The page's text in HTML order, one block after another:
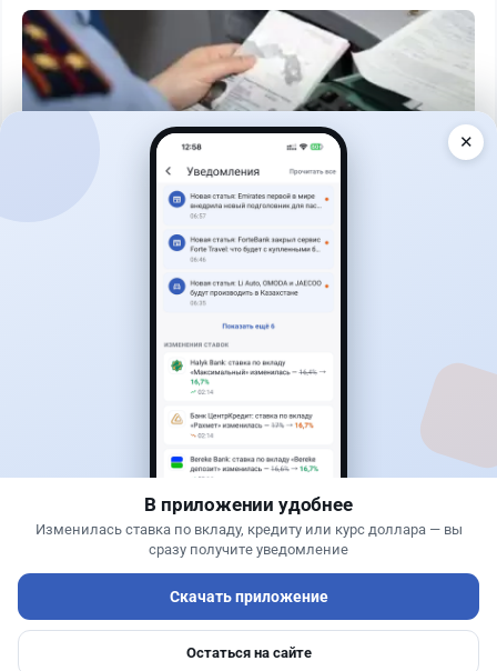
1
5 августа 2026 г., 13:16
Kaspi ответил на предложение оформлять
покупку квартир через Krisha.kz
Ипотеки Авто
✕
В приложении удобнее
Изменилась ставка по вкладу, кредиту или курс доллара — вы
сразу получите уведомление
Скачать приложение
Остаться на сайте